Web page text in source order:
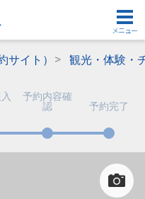
メニュー
サイト） 観光・体験・
予約内容確
認
予約完了